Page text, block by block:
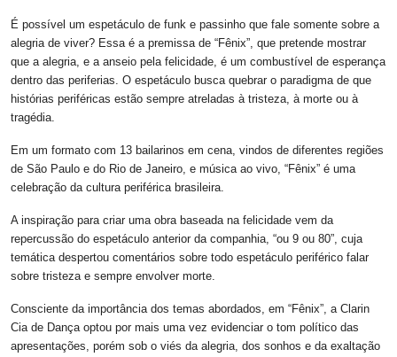
É possível um espetáculo de funk e passinho que fale somente sobre a
alegria de viver? Essa é a premissa de “Fênix”, que pretende mostrar
que a alegria, e a anseio pela felicidade, é um combustível de esperança
dentro das periferias. O espetáculo busca quebrar o paradigma de que
histórias periféricas estão sempre atreladas à tristeza, à morte ou à
tragédia.
Em um formato com 13 bailarinos em cena, vindos de diferentes regiões
de São Paulo e do Rio de Janeiro, e música ao vivo, “Fênix” é uma
celebração da cultura periférica brasileira.
A inspiração para criar uma obra baseada na felicidade vem da
repercussão do espetáculo anterior da companhia, “ou 9 ou 80”, cuja
temática despertou comentários sobre todo espetáculo periférico falar
sobre tristeza e sempre envolver morte.
Consciente da importância dos temas abordados, em “Fênix”, a Clarin
Cia de Dança optou por mais uma vez evidenciar o tom político das
apresentações, porém sob o viés da alegria, dos sonhos e da exaltação